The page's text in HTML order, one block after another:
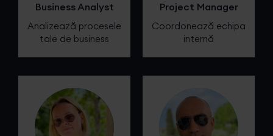
Business Analyst
Analizează procesele
tale de business
Project Manager
Coordonează echipa
internă